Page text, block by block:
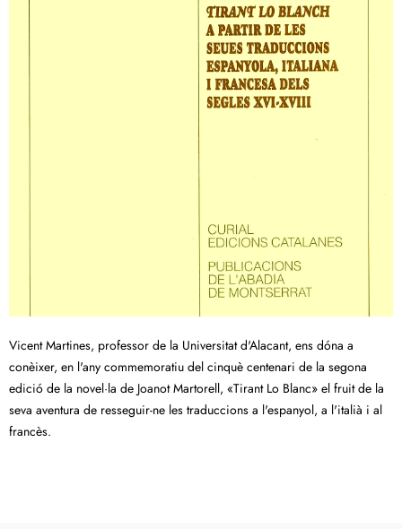
Vicent Martines, professor de la Universitat d'Alacant, ens dóna a
conèixer, en l'any commemoratiu del cinquè centenari de la segona
edició de la novel·la de Joanot Martorell, «Tirant Lo Blanc» el fruit de la
seva aventura de resseguir-ne les traduccions a l'espanyol, a l'italià i al
francès.